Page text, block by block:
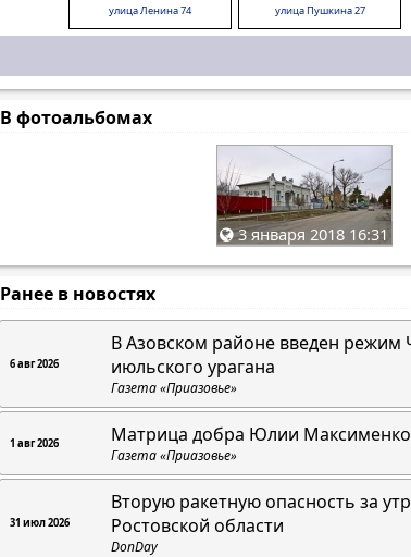
улица Ленина 74 улица Пушкина 27
В фотоальбомах
3 января 2018 16:31
Ранее в новостях
6 авг 2026
В Азовском районе введен режим
июльского урагана
Газета «Приазовье»
1 авг 2026 Матрица добра Юлии Максименко
Газета «Приазовье»
31 июл 2026
Вторую ракетную опасность за
Ростовской области
DonDay